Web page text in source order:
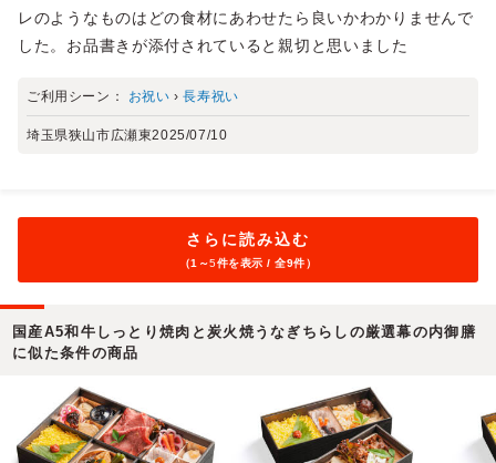
レのようなものはどの食材にあわせたら良いかわかりませんで
した。お品書きが添付されていると親切と思いました
ご利用シーン： お祝い ›長寿祝い
埼玉県狭山市広瀬東2025/07/10
さらに読み込む
（1～5件を表示 / 全9件）
国産A5和牛しっとり焼肉と炭火焼うなぎちらしの厳選幕の内御膳
に似た条件の商品